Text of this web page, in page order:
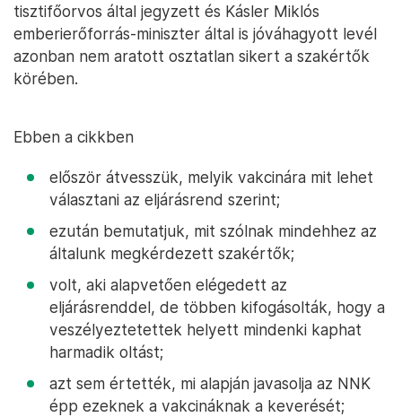
tisztifőorvos által jegyzett és Kásler Miklós
emberierőforrás-miniszter által is jóváhagyott levél
azonban nem aratott osztatlan sikert a szakértők
körében.
Ebben a cikkben
először átvesszük, melyik vakcinára mit lehet
választani az eljárásrend szerint;
ezután bemutatjuk, mit szólnak mindehhez az
általunk megkérdezett szakértők;
volt, aki alapvetően elégedett az
eljárásrenddel, de többen kifogásolták, hogy a
veszélyeztetettek helyett mindenki kaphat
harmadik oltást;
azt sem értették, mi alapján javasolja az NNK
épp ezeknek a vakcináknak a keverését;